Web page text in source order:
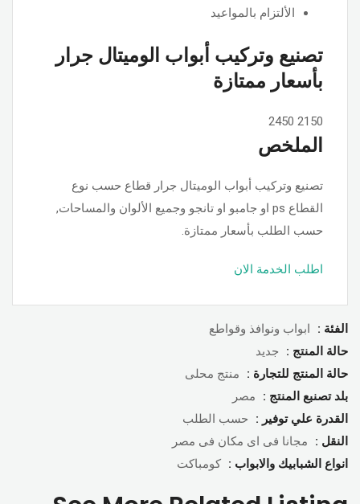
الألتزام بالمواعيد
تصنيع وتركيب أبواب الوميتال جرار
بأسعار ممتازة
2150
2450
الملخص
تصنيع وتركيب أبواب الوميتال جرار قطاع حسب نوع
القطاع ps او جامبو او تانجو وجميع الألوان والمساحات,
حسب الطلب بأسعار ممتازة.
اطلب الخدمة الان
الفئة :
ابواب ونوافذ وقواطع
حالة المنتج :
جديد
حالة المنتج للتجارة :
منتج محلى
بلد تصنبع المنتج :
مصر
القدرة علي توفير :
حسب الطلب
النقل :
مجانا فى اى مكان فى مصر
انواع الشبابيك والابواب : كومباكت